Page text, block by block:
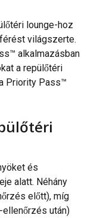
lounge-hoz
világszerte.
alkalmazásban
a repülőtéri
Priority Pass™
és
alatt. Néhány
előtt), míg
után)